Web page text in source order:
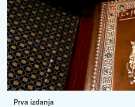
Prva izdanja